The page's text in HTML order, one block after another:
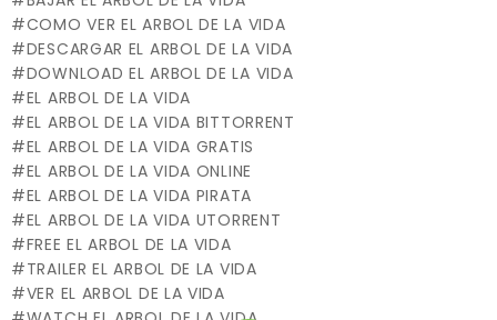
COMO VER EL ARBOL DE LA VIDA
DESCARGAR EL ARBOL DE LA VIDA
DOWNLOAD EL ARBOL DE LA VIDA
EL ARBOL DE LA VIDA
EL ARBOL DE LA VIDA BITTORRENT
EL ARBOL DE LA VIDA GRATIS
EL ARBOL DE LA VIDA ONLINE
EL ARBOL DE LA VIDA PIRATA
EL ARBOL DE LA VIDA UTORRENT
FREE EL ARBOL DE LA VIDA
TRAILER EL ARBOL DE LA VIDA
VER EL ARBOL DE LA VIDA